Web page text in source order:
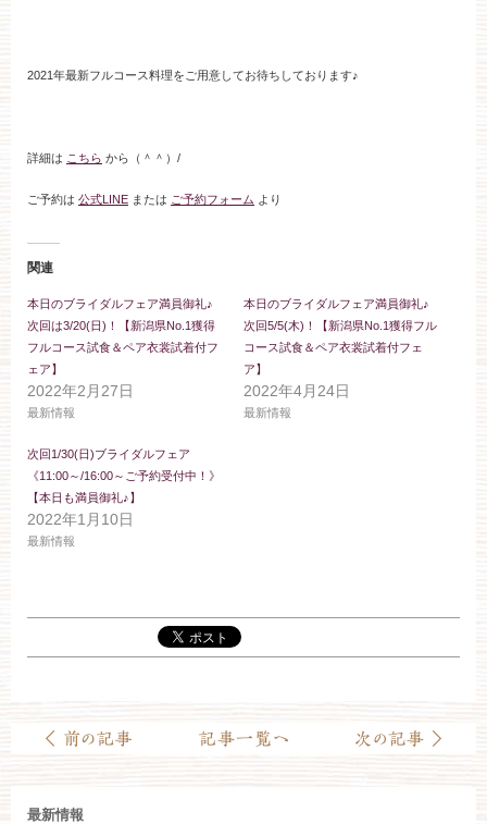
おもてなし
お約束 フォトギャラリー
特集
2021年最新フルコース料理をご用意してお待ちしております♪
詳細は こちら から（＾＾）/
ご予約は 公式LINE または ご予約フォーム より
関連
本日のブライダルフェア満員御礼♪
次回は3/20(日)！【新潟県No.1獲得
フルコース試食＆ペア衣裳試着付フ
ェア】
2022年2月27日
最新情報
本日のブライダルフェア満員御礼♪
次回5/5(木)！【新潟県No.1獲得フル
コース試食＆ペア衣裳試着付フェ
ア】
2022年4月24日
最新情報
次回1/30(日)ブライダルフェア
《11:00～/16:00～ご予約受付中！》
【本日も満員御礼♪】
2022年1月10日
最新情報
最新情報